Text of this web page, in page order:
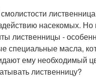
насекомых.
лиственницы -
специальные масла,
ему необходимый
лиственницу?